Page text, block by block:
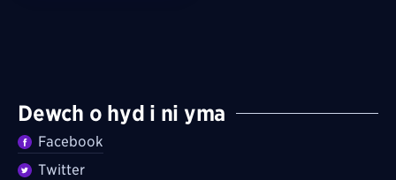
Dewch o hyd i ni yma
Facebook
Twitter